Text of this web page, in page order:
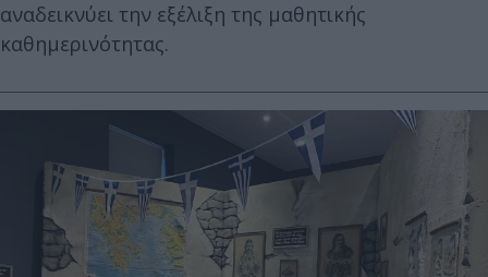
αναδεικνύει την εξέλιξη της μαθητικής
καθημερινότητας.